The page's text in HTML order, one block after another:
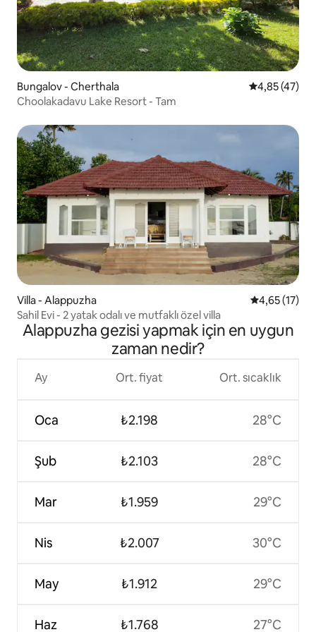
Bungalov - Cherthala 5 üzerinden
4,85 (47)
Choolakadavu Lake Resort - Tam
Villa - Alappuzha 5 üzerinden
4,65 (17)
Sahil Evi - 2 yatak odalı ve mutfaklı özel villa
Alappuzha gezisi yapmak için en uygun
zaman nedir?
Ay
Oca
Şub
Mar
Nis
May
Haz
Ort. fiyat
₺2.198
₺2.103
₺1.959
₺2.007
₺1.912
₺1.768
Ort. sıcaklık
28°C
28°C
29°C
30°C
29°C
27°C